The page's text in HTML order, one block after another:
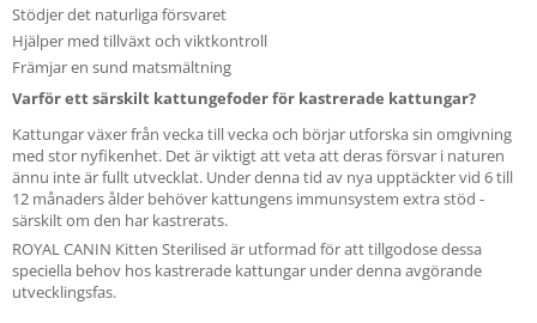
Stödjer det naturliga försvaret
Hjälper med tillväxt och viktkontroll
Främjar en sund matsmältning
Varför ett särskilt kattungefoder för kastrerade kattungar?
Kattungar växer från vecka till vecka och börjar utforska sin omgivning
med stor nyfikenhet. Det är viktigt att veta att deras försvar i naturen
ännu inte är fullt utvecklat. Under denna tid av nya upptäckter vid 6 till
12 månaders ålder behöver kattungens immunsystem extra stöd -
särskilt om den har kastrerats.
ROYAL CANIN Kitten Sterilised är utformad för att tillgodose dessa
speciella behov hos kastrerade kattungar under denna avgörande
utvecklingsfas.